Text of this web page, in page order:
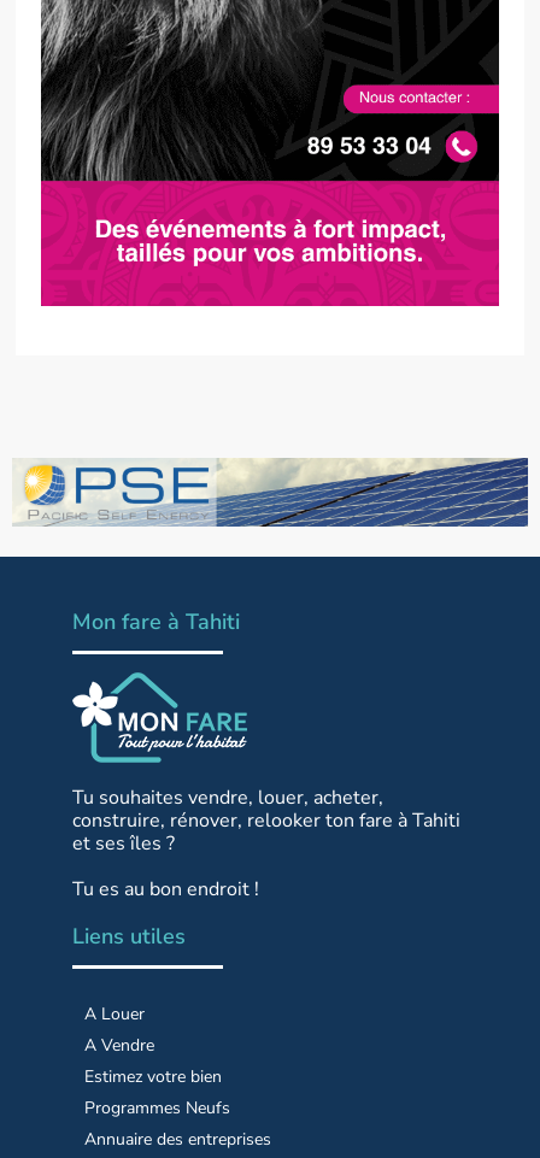
Mon fare à Tahiti
Tu souhaites vendre, louer, acheter,
construire, rénover, relooker ton fare à Tahiti
et ses îles ?
Tu es au bon endroit !
Liens utiles
A Louer
A Vendre
Estimez votre bien
Programmes Neufs
Annuaire des entreprises